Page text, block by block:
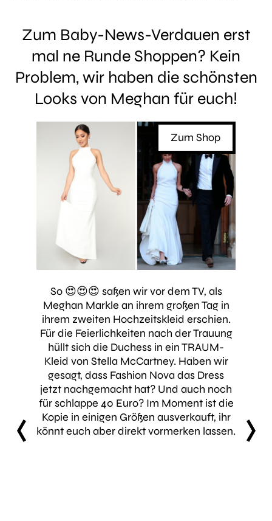
Zum Baby-News-Verdauen erst
mal ne Runde Shoppen? Kein
Problem, wir haben die schönsten
Looks von Meghan für euch!
prev next
(600
Zum Shop
So 😍😍😍 saßen wir vor dem TV, als
Meghan Markle an ihrem großen Tag in
ihrem zweiten Hochzeitskleid erschien.
Für die Feierlichkeiten nach der Trauung
hüllt sich die Duchess in ein TRAUM-
Kleid von Stella McCartney. Haben wir
gesagt, dass Fashion Nova das Dress
jetzt nachgemacht hat? Und auch noch
für schlappe 40 Euro? Im Moment ist die
Kopie in einigen Größen ausverkauft, ihr
könnt euch aber direkt vormerken lassen.